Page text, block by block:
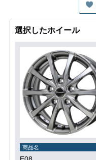
選択したホイール
商品名